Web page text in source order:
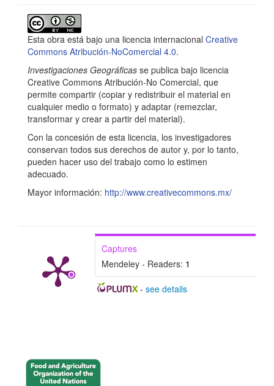
a
e
a
Detalles
del
artículo
Esta obra está bajo una licencia internacional Creative
Commons Atribución-NoComercial 4.0.
Investigaciones Geográficas se publica bajo licencia
Creative Commons Atribución-No Comercial, que
permite compartir (copiar y redistribuir el material en
cualquier medio o formato) y adaptar (remezclar,
transformar y crear a partir del material).
Con la concesión de esta licencia, los investigadores
conservan todos sus derechos de autor y, por lo tanto,
pueden hacer uso del trabajo como lo estimen
adecuado.
Mayor información: http://www.creativecommons.mx/
Captures
Mendeley - Readers: 1
- see details